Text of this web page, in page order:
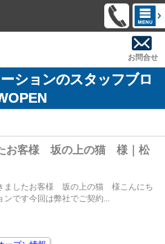
お問合せ
ションのスタッフブロ
お客様 坂の上の猫 様｜松
ましたお客様 坂の上の猫 様こんにち
ンです今回は弊社でご契約...